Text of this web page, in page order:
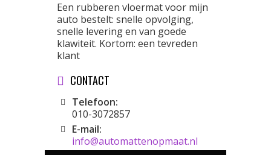
Een rubberen vloermat voor mijn
auto bestelt: snelle opvolging,
snelle levering en van goede
klawiteit. Kortom: een tevreden
klant
CONTACT
Telefoon:
010-3072857
E-mail:
info@automattenopmaat.nl